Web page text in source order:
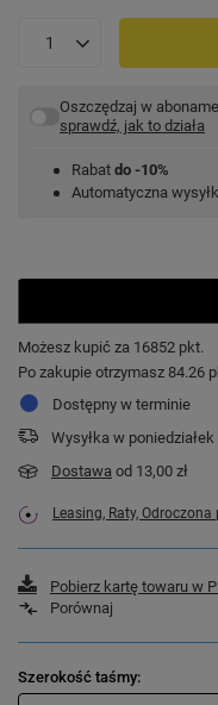
Oszczędzaj w
sprawdź, jak to działa
Rabat do -10%
Automatyczna
Możesz kupić za 16852 pkt.
Po zakupie otrzymasz 84.26
Dostępny w terminie
Wysyłka w poniedziałek
Dostawa od 13,00 zł
Leasing, Raty, Odroczona
Pobierz kartę towaru w
Porównaj
Szerokość taśmy